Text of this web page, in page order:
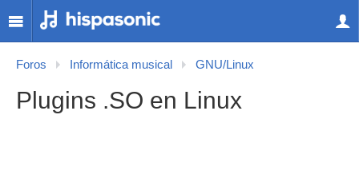
Foros Informática musical GNU/Linux
Plugins .SO en Linux